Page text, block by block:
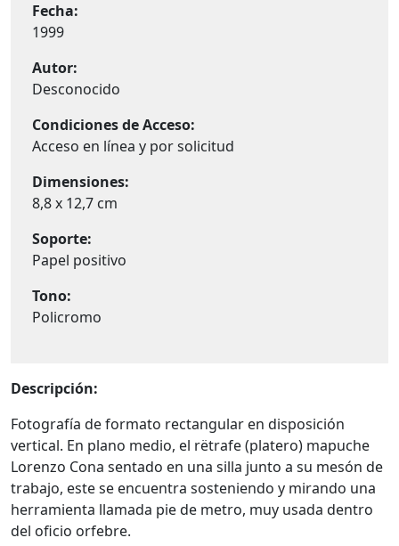
Fecha:
1999
Autor:
Desconocido
Condiciones de Acceso:
Acceso en línea y por solicitud
Dimensiones:
8,8 x 12,7 cm
Soporte:
Papel positivo
Tono:
Policromo
Descripción:
Fotografía de formato rectangular en disposición
vertical. En plano medio, el rëtrafe (platero) mapuche
Lorenzo Cona sentado en una silla junto a su mesón de
trabajo, este se encuentra sosteniendo y mirando una
herramienta llamada pie de metro, muy usada dentro
del oficio orfebre.